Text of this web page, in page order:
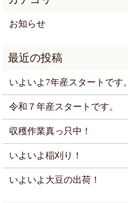
お知らせ
いよいよ7年産スタートです。
令和７年産スタートです。
収穫作業真っ只中！
いよいよ稲刈り！
いよいよ大豆の出荷！